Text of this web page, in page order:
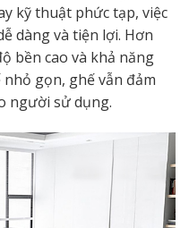
kỹ thuật phức tạp, việc
dàng và tiện lợi. Hơn
bền cao và khả năng
gọn, ghế vẫn đảm
người sử dụng.